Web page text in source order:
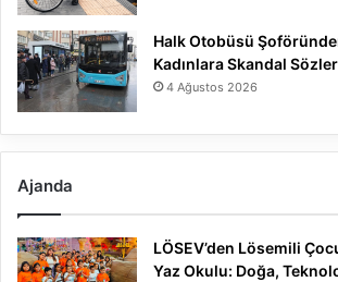
Halk Otobüsü
Kadınlara Skandal Sözler
4 Ağustos 2026
Ajanda
LÖSEV’den Lösemili
Yaz Okulu: Doğa,